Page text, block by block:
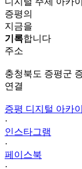
증평의
지금을
기록합니다
주소
충청북도 증평군
연결
증평 디지털 아카
·
인스타그램
·
페이스북
·